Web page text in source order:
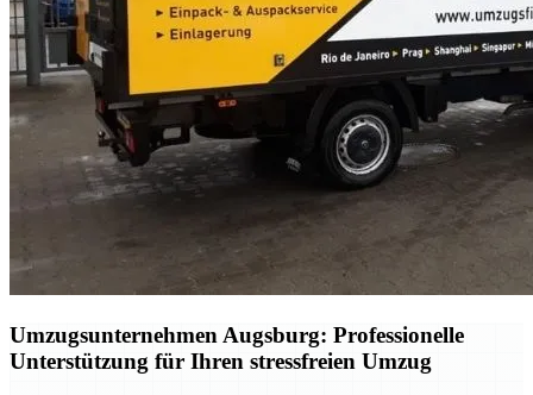
Umzugsunternehmen Augsburg: Professionelle
Unterstützung für Ihren stressfreien Umzug